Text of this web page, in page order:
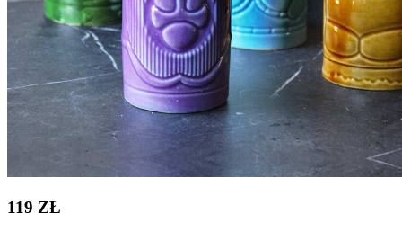
119 ZŁ